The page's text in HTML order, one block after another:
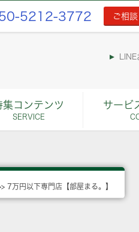
5212-3772 ご相
集コンテンツ
SERVICE
サービ
7万円以下専門店【部屋まる。】